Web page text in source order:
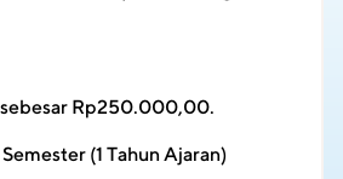
Rp250.000,00.
(1 Tahun Ajaran)